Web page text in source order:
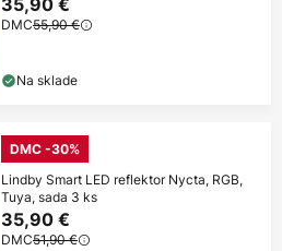
35,90 €
DMC55,90 €
Na sklade
DMC -30%
Lindby Smart LED reflektor Nycta, RGB,
Tuya, sada 3 ks
35,90 €
DMC51,90 €